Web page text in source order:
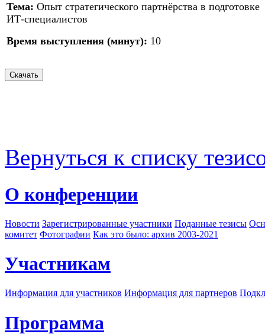
Тема: Опыт стратегического партнёрства в подготовке
ИТ-специалистов
Время выступления (минут): 10
Вернуться к списку
О конференции
Новости Зарегистрированные участники Поданные тезисы
комитет Фотографии Как это было: архив 2003-2021
Участникам
Информация для участников Информация для партнеров
Программа